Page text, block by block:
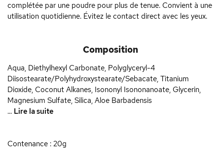
complétée par une poudre pour plus de tenue. Convient à une
utilisation quotidienne. Évitez le contact direct avec les yeux.
Composition
Aqua, Diethylhexyl Carbonate, Polyglyceryl-4
Diisostearate/Polyhydroxystearate/Sebacate, Titanium
Dioxide, Coconut Alkanes, Isononyl Isononanoate, Glycerin,
Magnesium Sulfate, Silica, Aloe Barbadensis
... Lire la suite
Contenance : 20g